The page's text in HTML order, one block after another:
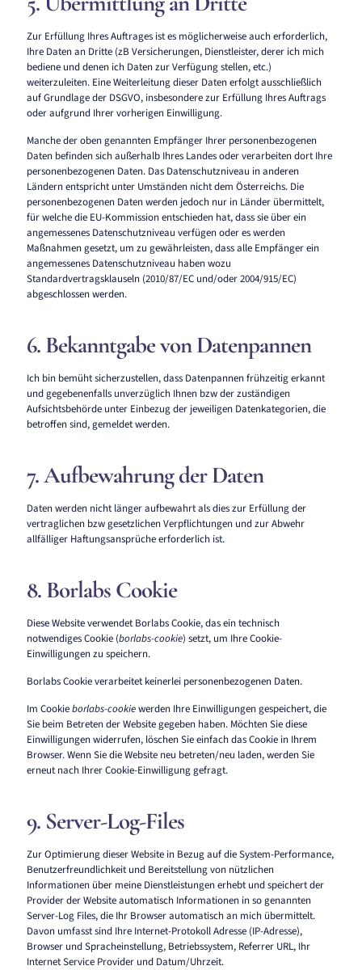
Zur Erfüllung Ihres Auftrages ist es möglicherweise auch erforderlich,
Ihre Daten an Dritte (zB Versicherungen, Dienstleister, derer ich mich
bediene und denen ich Daten zur Verfügung stellen, etc.)
weiterzuleiten. Eine Weiterleitung dieser Daten erfolgt ausschließlich
auf Grundlage der DSGVO, insbesondere zur Erfüllung Ihres Auftrags
oder aufgrund Ihrer vorherigen Einwilligung.
Manche der oben genannten Empfänger Ihrer personenbezogenen
Daten befinden sich außerhalb Ihres Landes oder verarbeiten dort Ihre
personenbezogenen Daten. Das Datenschutzniveau in anderen
Ländern entspricht unter Umständen nicht dem Österreichs. Die
personenbezogenen Daten werden jedoch nur in Länder übermittelt,
für welche die EU-Kommission entschieden hat, dass sie über ein
angemessenes Datenschutzniveau verfügen oder es werden
Maßnahmen gesetzt, um zu gewährleisten, dass alle Empfänger ein
angemessenes Datenschutzniveau haben wozu
Standardvertragsklauseln (2010/87/EC und/oder 2004/915/EC)
abgeschlossen werden.
6. Bekanntgabe von Datenpannen
Ich bin bemüht sicherzustellen, dass Datenpannen frühzeitig erkannt
und gegebenenfalls unverzüglich Ihnen bzw der zuständigen
Aufsichtsbehörde unter Einbezug der jeweiligen Datenkategorien, die
betroffen sind, gemeldet werden.
7. Aufbewahrung der Daten
Daten werden nicht länger aufbewahrt als dies zur Erfüllung der
vertraglichen bzw gesetzlichen Verpflichtungen und zur Abwehr
allfälliger Haftungsansprüche erforderlich ist.
8. Borlabs Cookie
Diese Website verwendet Borlabs Cookie, das ein technisch
notwendiges Cookie (borlabs-cookie) setzt, um Ihre Cookie-
Einwilligungen zu speichern.
Borlabs Cookie verarbeitet keinerlei personenbezogenen Daten.
Im Cookieborlabs-cookiewerden Ihre Einwilligungen gespeichert, die
Sie beim Betreten der Website gegeben haben. Möchten Sie diese
Einwilligungen widerrufen, löschen Sie einfach das Cookie in Ihrem
Browser. Wenn Sie die Website neu betreten/neu laden, werden Sie
erneut nach Ihrer Cookie-Einwilligung gefragt.
9. Server-Log-Files
Zur Optimierung dieser Website in Bezug auf die System-Performance,
Benutzerfreundlichkeit und Bereitstellung von nützlichen
Informationen über meine Dienstleistungen erhebt und speichert der
Provider der Website automatisch Informationen in so genannten
Server-Log Files, die Ihr Browser automatisch an mich übermittelt.
Davon umfasst sind Ihre Internet-Protokoll Adresse (IP-Adresse),
Browser und Spracheinstellung, Betriebssystem, Referrer URL, Ihr
Internet Service Provider und Datum/Uhrzeit.